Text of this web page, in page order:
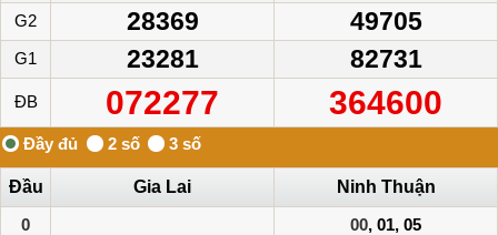
G2 28369 49705
G1 23281 82731
ĐB 072277 364600
Đầu Gia Lai
Ninh Thuận
0
00, 01, 05